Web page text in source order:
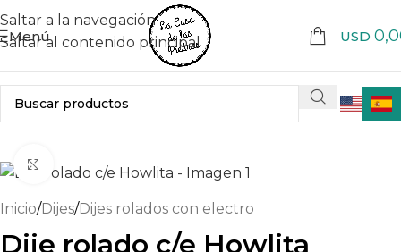
Saltar a la navegación
Saltar al contenido principal
Menú USD
Haga clic para ampliar
Inicio/Dijes/Dijes rolados con electro
Dije rolado c/e Howlita